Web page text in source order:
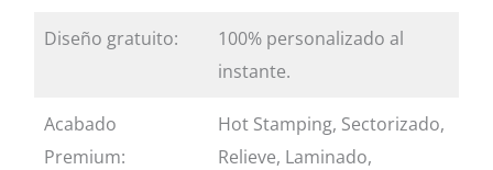
Diseño gratuito:
100% personalizado al
instante.
Acabado
Premium:
Hot Stamping, Sectorizado,
Relieve, Laminado,